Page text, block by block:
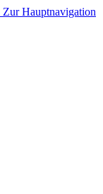
Zur Hauptnavigation